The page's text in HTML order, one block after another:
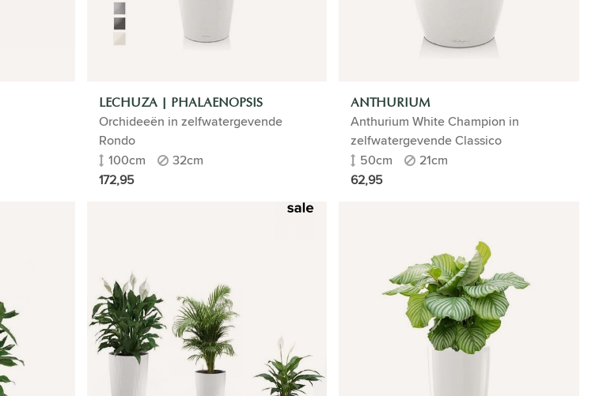
LECHUZA | PHALAENOPSIS
Orchideeën in zelfwatergevende
Rondo
100cm
32cm
172,95
ANTHURIUM
Anthurium White Champion in
zelfwatergevende Classico
50cm
21cm
62,95